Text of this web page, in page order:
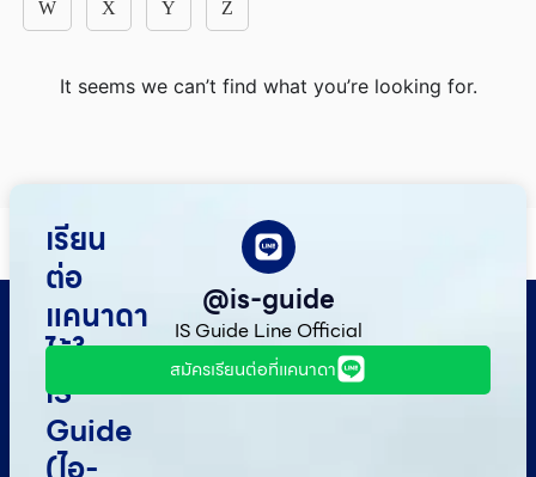
W X Y Z
It seems we can’t find what you’re looking for.
เรียน
ต่อ
แคนาดา
ไว้ใจ
IS
Guide
@is-guide
IS Guide Line Official
สมัครเรียนต่อที่แคนาดา